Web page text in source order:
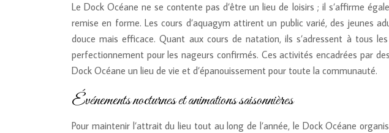
Le Dock Océane ne se contente pas d’être un lieu de loisirs ; il s’affirme
remise en forme. Les cours d’aquagym attirent un public varié, des jeunes
douce mais efficace. Quant aux cours de natation, ils s’adressent à tous
perfectionnement pour les nageurs confirmés. Ces activités encadrées par
Dock Océane un lieu de vie et d’épanouissement pour toute la communauté.
Événements nocturnes et animations saisonnières
Pour maintenir l’attrait du lieu tout au long de l’année, le Dock Océane